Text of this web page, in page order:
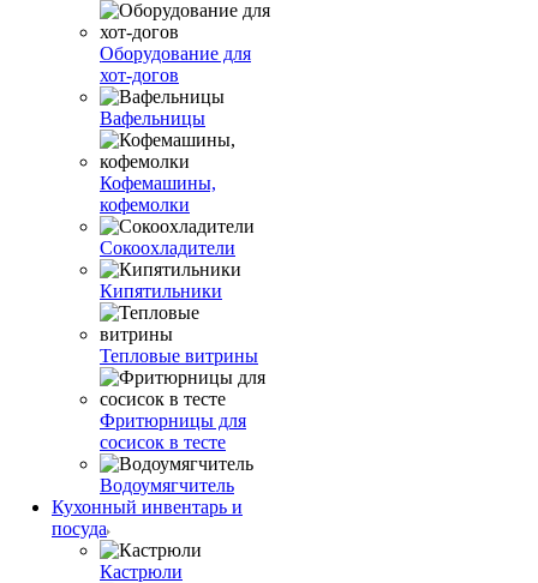
Оборудование для
хот-догов
Вафельницы
Кофемашины,
кофемолки
Сокоохладители
Кипятильники
Тепловые витрины
Фритюрницы для
сосисок в тесте
Водоумягчитель
Кухонный инвентарь и
посуда
Кастрюли